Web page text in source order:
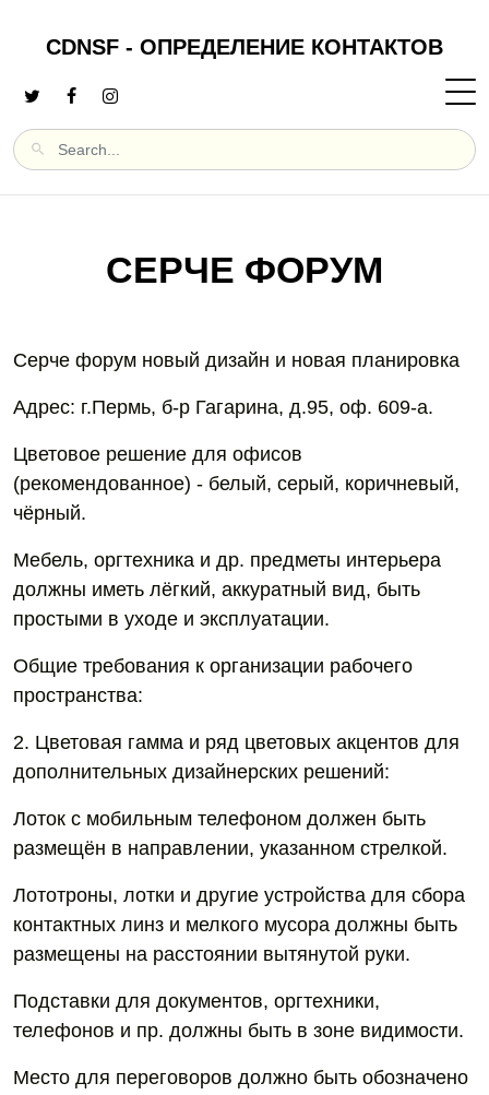
CDNSF - ОПРЕДЕЛЕНИЕ КОНТАКТОВ
СЕРЧЕ ФОРУМ
Серче форум новый дизайн и новая планировка
Адрес: г.Пермь, б-р Гагарина, д.95, оф. 609-а.
Цветовое решение для офисов
(рекомендованное) - белый, серый, коричневый,
чёрный.
Мебель, оргтехника и др. предметы интерьера
должны иметь лёгкий, аккуратный вид, быть
простыми в уходе и эксплуатации.
Общие требования к организации рабочего
пространства:
2. Цветовая гамма и ряд цветовых акцентов для
дополнительных дизайнерских решений:
Лоток с мобильным телефоном должен быть
размещён в направлении, указанном стрелкой.
Лототроны, лотки и другие устройства для сбора
контактных линз и мелкого мусора должны быть
размещены на расстоянии вытянутой руки.
Подставки для документов, оргтехники,
телефонов и пр. должны быть в зоне видимости.
Место для переговоров должно быть обозначено